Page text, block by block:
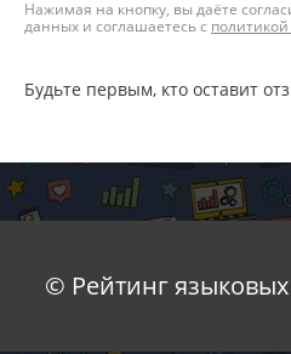
Нажимая на кнопку, вы даёте
данных и соглашаетесь с
Будьте первым, кто оставит
© Рейтинг